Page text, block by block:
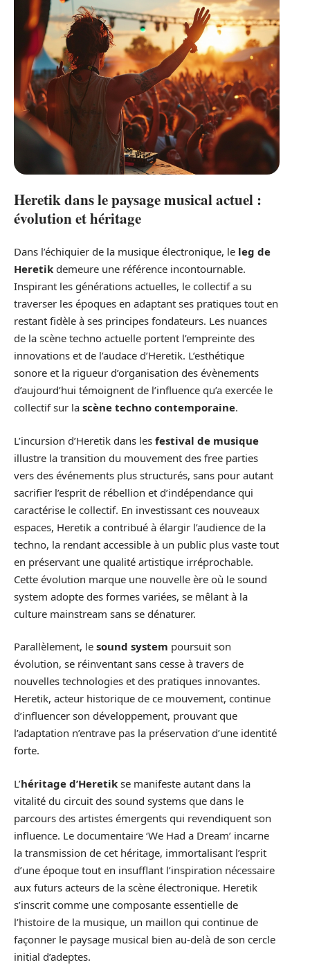
Heretik dans le paysage musical actuel :
évolution et héritage
Dans l’échiquier de la musique électronique, le leg de
Heretik demeure une référence incontournable.
Inspirant les générations actuelles, le collectif a su
traverser les époques en adaptant ses pratiques tout en
restant fidèle à ses principes fondateurs. Les nuances
de la scène techno actuelle portent l’empreinte des
innovations et de l’audace d’Heretik. L’esthétique
sonore et la rigueur d’organisation des évènements
d’aujourd’hui témoignent de l’influence qu’a exercée le
collectif sur la scène techno contemporaine.
L’incursion d’Heretik dans les festival de musique
illustre la transition du mouvement des free parties
vers des événements plus structurés, sans pour autant
sacrifier l’esprit de rébellion et d’indépendance qui
caractérise le collectif. En investissant ces nouveaux
espaces, Heretik a contribué à élargir l’audience de la
techno, la rendant accessible à un public plus vaste tout
en préservant une qualité artistique irréprochable.
Cette évolution marque une nouvelle ère où le sound
system adopte des formes variées, se mêlant à la
culture mainstream sans se dénaturer.
Parallèlement, le sound system poursuit son
évolution, se réinventant sans cesse à travers de
nouvelles technologies et des pratiques innovantes.
Heretik, acteur historique de ce mouvement, continue
d’influencer son développement, prouvant que
l’adaptation n’entrave pas la préservation d’une identité
forte.
L’héritage d’Heretik se manifeste autant dans la
vitalité du circuit des sound systems que dans le
parcours des artistes émergents qui revendiquent son
influence. Le documentaire ‘We Had a Dream’ incarne
la transmission de cet héritage, immortalisant l’esprit
d’une époque tout en insufflant l’inspiration nécessaire
aux futurs acteurs de la scène électronique. Heretik
s’inscrit comme une composante essentielle de
l’histoire de la musique, un maillon qui continue de
façonner le paysage musical bien au-delà de son cercle
initial d’adeptes.